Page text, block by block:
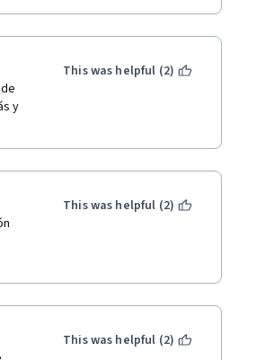
y
This was helpful (2)
This was helpful (2)
This was helpful (2)